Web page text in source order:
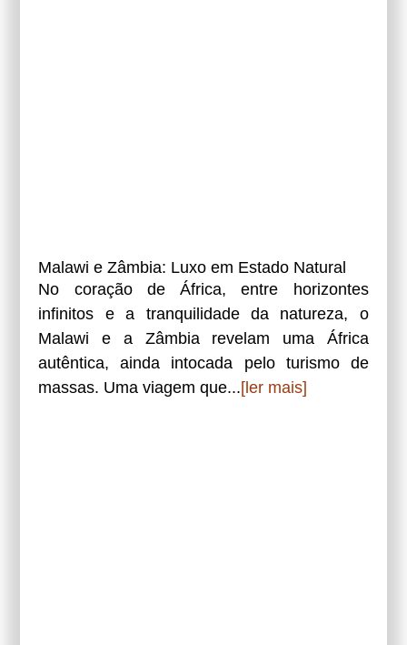
Malawi e Zâmbia: Luxo em Estado Natural
No coração de África, entre horizontes
infinitos e a tranquilidade da natureza, o
Malawi e a Zâmbia revelam uma África
autêntica, ainda intocada pelo turismo de
massas. Uma viagem que...[ler mais]